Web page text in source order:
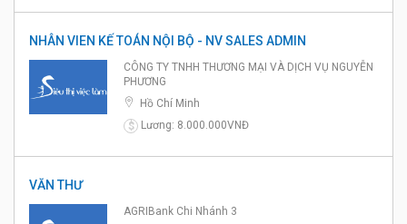
NHÂN VIEN KẾ TOÁN NỘI BỘ - NV SALES ADMIN
CÔNG TY TNHH THƯƠNG MẠI VÀ DỊCH VỤ NGUYỄN
PHƯƠNG
Hồ Chí Minh
$
Lương: 8.000.000VNĐ
VĂN THƯ
AGRIBank Chi Nhánh 3